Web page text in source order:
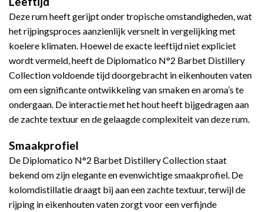
Deze rum heeft gerijpt onder tropische omstandigheden, wat
het rijpingsproces aanzienlijk versnelt in vergelijking met
koelere klimaten. Hoewel de exacte leeftijd niet expliciet
wordt vermeld, heeft de Diplomatico N°2 Barbet Distillery
Collection voldoende tijd doorgebracht in eikenhouten vaten
om een significante ontwikkeling van smaken en aroma’s te
ondergaan. De interactie met het hout heeft bijgedragen aan
de zachte textuur en de gelaagde complexiteit van deze rum.
Smaakprofiel
De Diplomatico N°2 Barbet Distillery Collection staat
bekend om zijn elegante en evenwichtige smaakprofiel. De
kolomdistillatie draagt bij aan een zachte textuur, terwijl de
rijping in eikenhouten vaten zorgt voor een verfijnde